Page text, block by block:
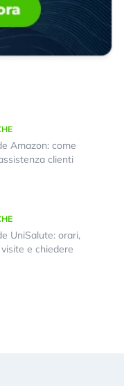
Amazon: come
clienti
UniSalute: orari,
e chiedere